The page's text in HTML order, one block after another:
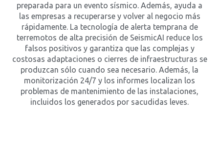
preparada para un evento sísmico. Además, ayuda a
las empresas a recuperarse y volver al negocio más
rápidamente. La tecnología de alerta temprana de
terremotos de alta precisión de SeismicAI reduce los
falsos positivos y garantiza que las complejas y
costosas adaptaciones o cierres de infraestructuras se
produzcan sólo cuando sea necesario. Además, la
monitorización 24/7 y los informes localizan los
problemas de mantenimiento de las instalaciones,
incluidos los generados por sacudidas leves.